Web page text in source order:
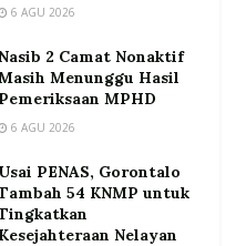
6 AGU 2026
2 Camat Nonaktif
Menunggu Hasil
Pemeriksaan MPHD
6 AGU 2026
Usai PENAS, Gorontalo
54 KNMP untuk
Kesejahteraan Nelayan